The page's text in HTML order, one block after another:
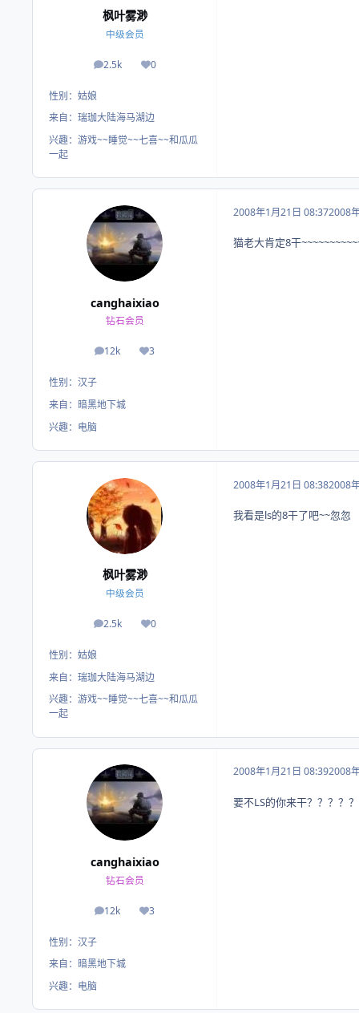
枫叶雾渺
中级会员
2.5k
帖子 0
荣誉积分
性别： 姑娘
来自： 瑞珈大陆海马湖边
兴趣： 游戏~~睡觉~~七喜~~和瓜瓜
一起
canghaixiao
钻石会员
12k
帖子 3
荣誉积分
性别： 汉子
来自： 暗黑地下城
兴趣： 电脑
2008年1月21日 08:372008
猫老大肯定8干
枫叶雾渺
中级会员
2.5k
帖子 0
荣誉积分
性别： 姑娘
来自： 瑞珈大陆海马湖边
兴趣： 游戏~~睡觉~~七喜~~和瓜瓜
一起
2008年1月21日 08:382008
我看是ls的8干了吧~~忽忽
canghaixiao
钻石会员
12k
帖子 3
荣誉积分
性别： 汉子
来自： 暗黑地下城
兴趣： 电脑
2008年1月21日 08:392008
要不LS的你来干？？？？？